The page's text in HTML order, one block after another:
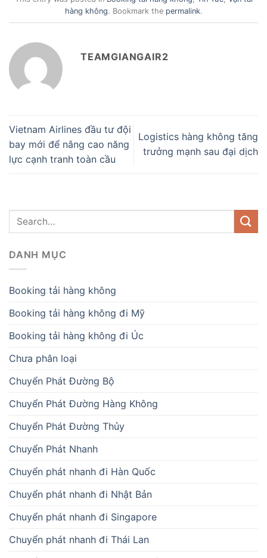
hàng không. Bookmark the permalink.
TEAMGIANGAIR2
Vietnam Airlines đầu tư đội
bay mới để nâng cao năng
lực cạnh tranh toàn cầu
Logistics hàng không tăng
trưởng mạnh sau đại dịch
DANH MỤC
Booking tải hàng không
Booking tải hàng không đi Mỹ
Booking tải hàng không đi Úc
Chưa phân loại
Chuyển Phát Đường Bộ
Chuyển Phát Đường Hàng Không
Chuyển Phát Đường Thủy
Chuyển Phát Nhanh
Chuyển phát nhanh đi Hàn Quốc
Chuyển phát nhanh đi Nhật Bản
Chuyển phát nhanh đi Singapore
Chuyển phát nhanh đi Thái Lan